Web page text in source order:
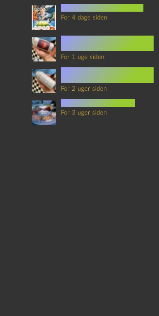
For 4 dage siden
For 1 uge siden
For 2 uger siden
For 3 uger siden